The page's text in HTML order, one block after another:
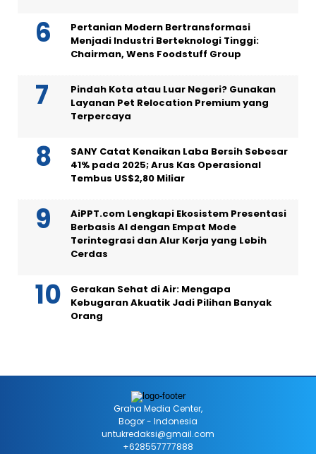
Pertanian Modern Bertransformasi
Menjadi Industri Berteknologi Tinggi:
Chairman, Wens Foodstuff Group
Pindah Kota atau Luar Negeri? Gunakan
Layanan Pet Relocation Premium yang
Terpercaya
SANY Catat Kenaikan Laba Bersih Sebesar
41% pada 2025; Arus Kas Operasional
Tembus US$2,80 Miliar
AiPPT.com Lengkapi Ekosistem Presentasi
Berbasis AI dengan Empat Mode
Terintegrasi dan Alur Kerja yang Lebih
Cerdas
Gerakan Sehat di Air: Mengapa
Kebugaran Akuatik Jadi Pilihan Banyak
Orang
Graha Media Center,
Bogor - Indonesia
untukredaksi@gmail.com
+628557777888